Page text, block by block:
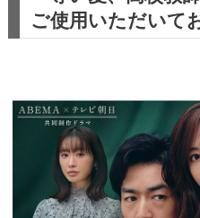
ご使用いただいて